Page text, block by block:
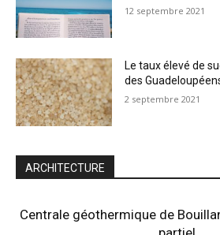
12 septembre 2021
Le taux élevé de
des
2 septembre 2021
ARCHITECTURE
Centrale géothermique de